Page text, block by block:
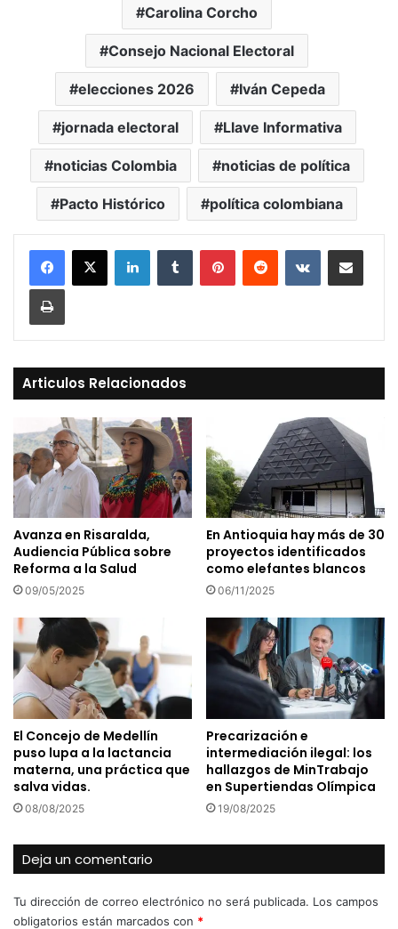
Carolina Corcho
Consejo Nacional Electoral
elecciones 2026 Iván Cepeda
jornada electoral Llave Informativa
noticias Colombia noticias de política
Pacto Histórico política colombiana
LinkedInTumblr PinterestReddit VKontakteCompartir vía Mail
Print
Articulos Relacionados
Avanza en Risaralda,
Audiencia Pública sobre
Reforma a la Salud
09/05/2025
En Antioquia hay más de 30
proyectos identificados
como elefantes blancos
06/11/2025
El Concejo de Medellín
puso lupa a la lactancia
materna, una práctica que
salva vidas.
08/08/2025
Precarización e
intermediación ilegal: los
hallazgos de MinTrabajo
en Supertiendas Olímpica
19/08/2025
Deja un comentario
Tu dirección de correo electrónico no será publicada. Los campos
obligatorios están marcados con *